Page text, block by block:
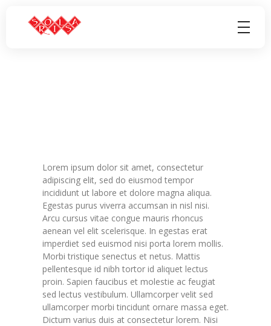
Lorem ipsum dolor sit amet, consectetur
adipiscing elit, sed do eiusmod tempor
incididunt ut labore et dolore magna aliqua.
Egestas purus viverra accumsan in nisl nisi.
Arcu cursus vitae congue mauris rhoncus
aenean vel elit scelerisque. In egestas erat
imperdiet sed euismod nisi porta lorem mollis.
Morbi tristique senectus et netus. Mattis
pellentesque id nibh tortor id aliquet lectus
proin. Sapien faucibus et molestie ac feugiat
sed lectus vestibulum. Ullamcorper velit sed
ullamcorper morbi tincidunt ornare massa eget.
Dictum varius duis at consectetur lorem. Nisi